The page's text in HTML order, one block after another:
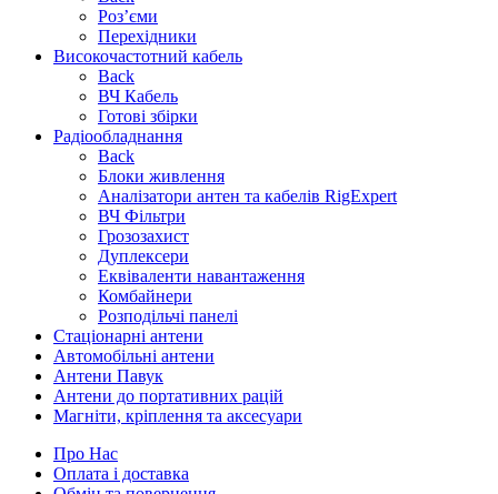
Роз’єми
Перехідники
Високочастотний кабель
Back
ВЧ Кабель
Готові збірки
Радіообладнання
Back
Блоки живлення
Аналізатори антен та кабелів RigExpert
ВЧ Фільтри
Грозозахист
Дуплексери
Еквіваленти навантаження
Комбайнери
Розподільчі панелі
Стаціонарні антени
Автомобільні антени
Антени Павук
Антени до портативних рацій
Магніти, кріплення та аксесуари
Про Нас
Оплата і доставка